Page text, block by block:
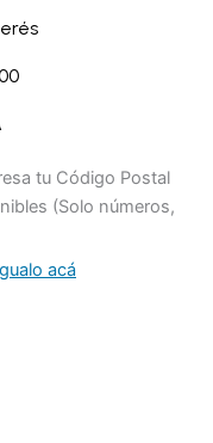
tu Código Postal
(Solo números,
acá